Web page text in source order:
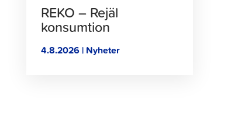
REKO – Rejäl
konsumtion
4.8.2026 | Nyheter